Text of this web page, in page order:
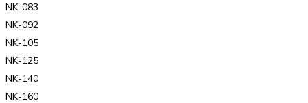
NK-083
NK-092
NK-105
NK-125
NK-140
NK-160